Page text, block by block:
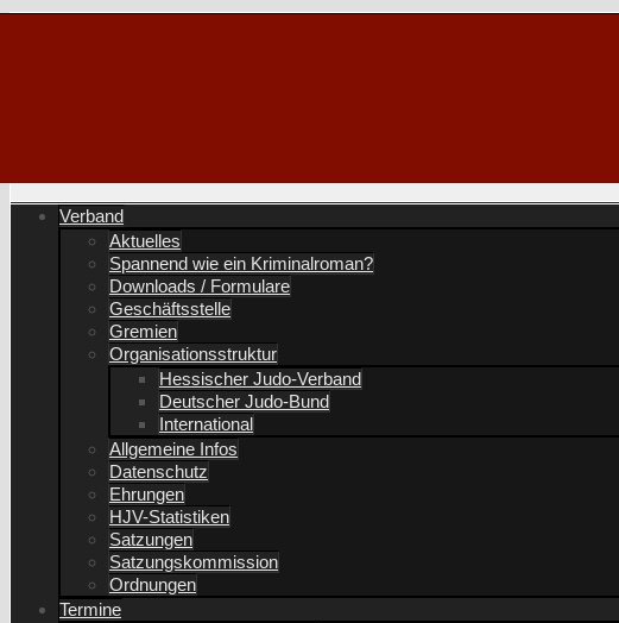
Verband
Aktuelles
Spannend wie ein Kriminalroman?
Downloads / Formulare
Geschäftsstelle
Gremien
Organisationsstruktur
Hessischer Judo-Verband
Deutscher Judo-Bund
International
Allgemeine Infos
Datenschutz
Ehrungen
HJV-Statistiken
Satzungen
Satzungskommission
Ordnungen
Termine